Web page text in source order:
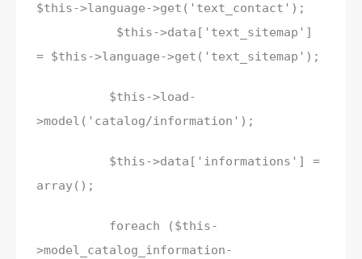
$this->language->get('text_contact');
$this->data['text_sitemap']
= $this->language->get('text_sitemap');
$this->load-
>model('catalog/information');
$this->data['informations'] =
array();
foreach ($this-
>model_catalog_information-